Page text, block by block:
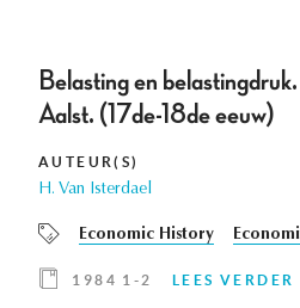
Belasting en
Aalst. (17de-18de eeuw)
AUTEUR(S)
H. Van Isterdael
Economic History
1984 1-2 LEES VERDER